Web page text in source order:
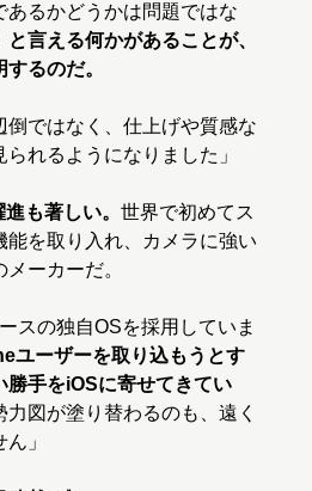
るかどうかは問題ではな
と言える何かがあることが、
るのだ。
倒ではなく、仕上げや質感な
れるようになりました」
も著しい。 世界で初めてス
能を取り入れ、カメラに強い
ーカーだ。
スの独自OSを採用していま
ユーザーを取り込もうとす
勝手をiOSに寄せてきてい
図が塗り替わるのも、遠く
」